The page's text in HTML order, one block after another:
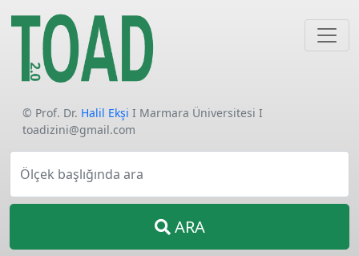
© Prof. Dr. Halil Ekşi I Marmara Üniversitesi I
toadizini@gmail.com
Ölçek başlığında ara
ARA